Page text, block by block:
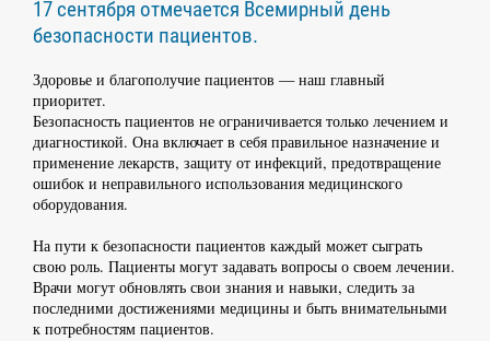
17 сентября отмечается Всемирный день
безопасности пациентов.
Здоровье и благополучие пациентов — наш главный
приоритет.
Безопасность пациентов не ограничивается только лечением и
диагностикой. Она включает в себя правильное назначение и
применение лекарств, защиту от инфекций, предотвращение
ошибок и неправильного использования медицинского
оборудования.
На пути к безопасности пациентов каждый может сыграть
свою роль. Пациенты могут задавать вопросы о своем лечении.
Врачи могут обновлять свои знания и навыки, следить за
последними достижениями медицины и быть внимательными
к потребностям пациентов.